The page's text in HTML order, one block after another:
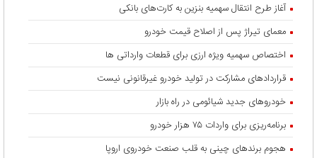
آغاز طرح انتقال سهمیه بنزین به کارت‌های بانکی
معمای تیراژ پس از اصلاح قیمت خودرو
اختصاص سهمیه ویژه ارزی برای قطعات وارداتی ها
قراردادهای مشارکت در تولید خودرو غیرقانونی نیست
خودروهای جدید شیائومی در راه بازار
برنامه‌ریزی برای واردات ۷۵ هزار خودرو
هجوم برندهای چینی به قلب صنعت خودروی اروپا